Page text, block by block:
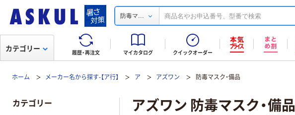
防毒マ...
履歴・再注文 マイカタログ クイックオーダー
カテゴリー
ホーム メーカー名から探す-【ア行】 ア アズワン 防毒マスク・備品
アズワン 防毒マスク・備品
カテゴリー